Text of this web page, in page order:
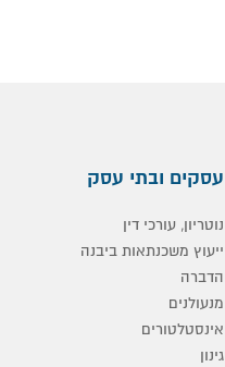
עסקים ובתי עסק
נוטריון, עורכי דין
ייעוץ משכנתאות ביבנה
הדברה
מנעולנים
אינסטלטורים
גינון